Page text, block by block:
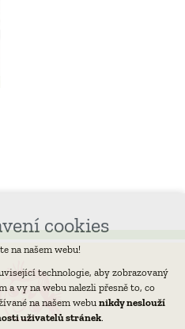
cookies
na našem webu!
technologie, aby zobrazovaný
a vy na webu nalezli přesně to, co
na našem webu nikdy neslouží
uživatelů stránek.